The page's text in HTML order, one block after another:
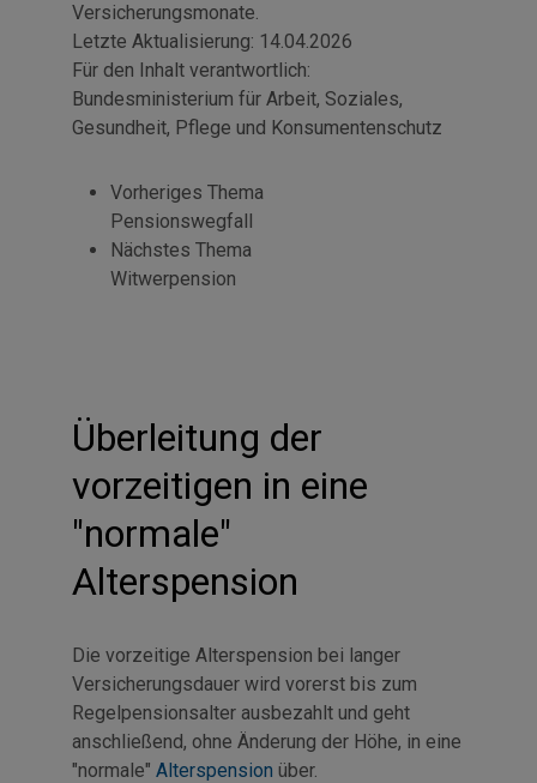
Versicherungsmonate.
Letzte Aktualisierung: 14.04.2026
Für den Inhalt verantwortlich:
Bundesministerium für Arbeit, Soziales,
Gesundheit, Pflege und Konsumentenschutz
Vorheriges Thema
Pensionswegfall
Nächstes Thema
Witwerpension
Überleitung der
vorzeitigen in eine
"normale"
Alterspension
Die vorzeitige Alterspension bei langer
Versicherungsdauer wird vorerst bis zum
Regelpensionsalter ausbezahlt und geht
anschließend, ohne Änderung der Höhe, in eine
"normale" Alterspension über.